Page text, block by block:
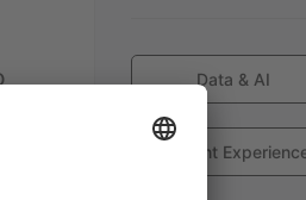
Data & AI
Globant